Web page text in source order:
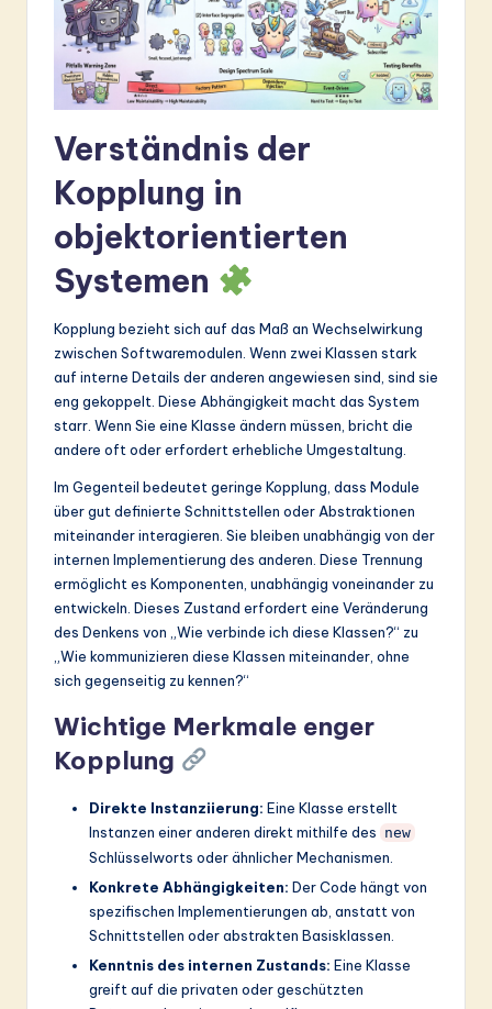
ft
w
In
ti
o
Verständnis der
Kopplung in
objektorientierten
Systemen
Kopplung bezieht sich auf das Maß an Wechselwirkung
zwischen Softwaremodulen. Wenn zwei Klassen stark
auf interne Details der anderen angewiesen sind, sind sie
eng gekoppelt. Diese Abhängigkeit macht das System
starr. Wenn Sie eine Klasse ändern müssen, bricht die
andere oft oder erfordert erhebliche Umgestaltung.
Im Gegenteil bedeutet geringe Kopplung, dass Module
über gut definierte Schnittstellen oder Abstraktionen
miteinander interagieren. Sie bleiben unabhängig von der
internen Implementierung des anderen. Diese Trennung
ermöglicht es Komponenten, unabhängig voneinander zu
entwickeln. Dieses Zustand erfordert eine Veränderung
des Denkens von „Wie verbinde ich diese Klassen?“ zu
„Wie kommunizieren diese Klassen miteinander, ohne
sich gegenseitig zu kennen?“
Wichtige Merkmale enger
Kopplung
Direkte Instanziierung: Eine Klasse erstellt
Instanzen einer anderen direkt mithilfe des new
Schlüsselworts oder ähnlicher Mechanismen.
Konkrete Abhängigkeiten: Der Code hängt von
spezifischen Implementierungen ab, anstatt von
Schnittstellen oder abstrakten Basisklassen.
Kenntnis des internen Zustands: Eine Klasse
greift auf die privaten oder geschützten